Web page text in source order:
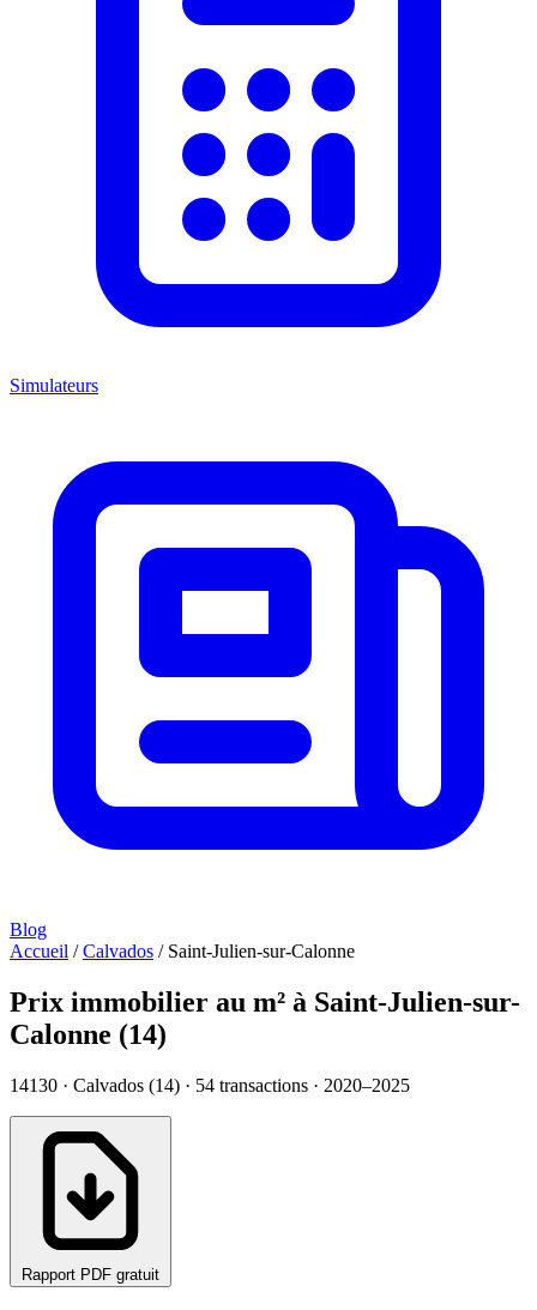
Simulateurs
Blog
Accueil / Calvados / Saint-Julien-sur-Calonne
Prix immobilier au m² à Saint-Julien-sur-
Calonne (14)
14130 · Calvados (14) · 54 transactions · 2020–2025
Rapport PDF gratuit